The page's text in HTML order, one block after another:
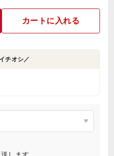
カートに入れる
チオシ／